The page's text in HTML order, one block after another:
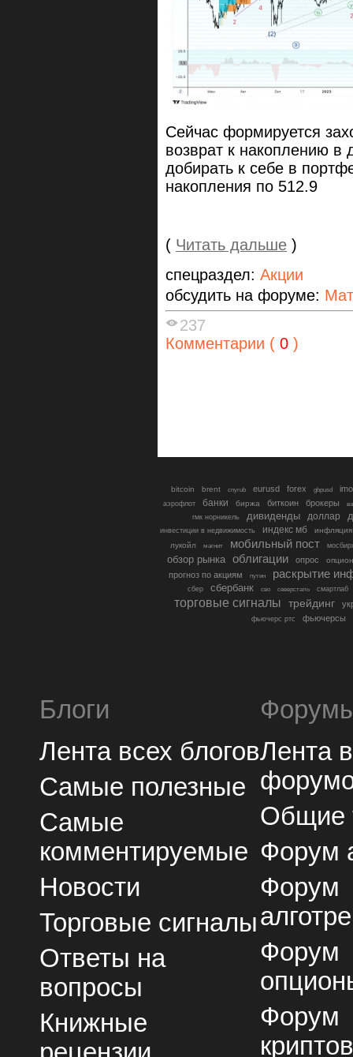
Сейчас формируется
возврат к накоплению в
добирать к себе в
накопления по 512.9
( Читать дальше )
спецраздел: Акции
обсудить на форуме:
237
Комментарии ( 0 )
bitcoin brent cnyrub eurusd forex gbpusd
аэрофлот банки биржа биткоин брокеры
гмк норникель
дивиденды доллар
инвестиции в недвижимость индекс мб
инфляция
лукойл
магнит мобильный пост
обзор рынка облигации опрос
прогноз по акциям путин раскрытие
сбер сбербанк сво северсталь смартлаб
торговые сигналы трейдинг
фьючерс ртс фьючерсы
Блоги
Лента всех блогов
Самые полезные
Самые
комментируемые
Новости
Торговые сигналы
Ответы на
вопросы
Книжные
Лента
Общие
Форум
Форум
Форум
Форум